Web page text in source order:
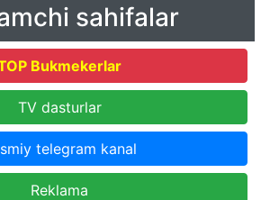
sahifalar
Bukmekerlar
TV dasturlar
telegram kanal
Reklama